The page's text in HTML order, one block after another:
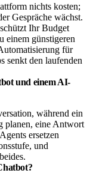
nichts kosten;
Gespräche wächst.
Ihr Budget
einem günstigeren
für
senkt den laufenden
und einem AI-
während ein
planen, eine Antwort
ersetzen
und